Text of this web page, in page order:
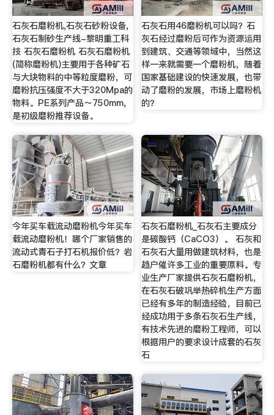
石灰石磨粉机,石灰石砂粉设备,
石灰石制砂生产线-黎明重工科
技 石灰石磨粉机 石灰石磨粉机
(简称磨粉机)主要用于各种矿石
与大块物料的中等粒度磨粉，可
磨粉抗压强度不大于320Mpa的
物料。PE系列产品～750mm,
是初级磨粉推荐设备。
石灰石用46磨粉机可以吗？石
灰石经过磨粉后可作为资源运用
到建筑、交通等领域中，当然这
样一来就需要一个磨粉机，随着
国家基础建设的快速发展，也带
动了磨粉的发展，市场上磨粉机
的？
今年买车载流动磨粉机今年买车
载流动磨粉机！哪个厂家销售的
流动式青石子打石机报价低？岩
石磨粉机都有什么？文章
石灰石磨粉机_石灰石主要成分
是碳酸钙（CaCO3）。 石灰和
石灰石大量用做建筑材料，也是
趋户催许多工业的重要原料。专
业生产厂家提供石灰石磨粉机，
在石灰石破巩举热碎机生产方面
已经有多年的制造经验，目前已
经成功用于多条石灰石生产线，
有技术先进的磨粉工程师，可以
根据用户的要求设计成套的石灰
石